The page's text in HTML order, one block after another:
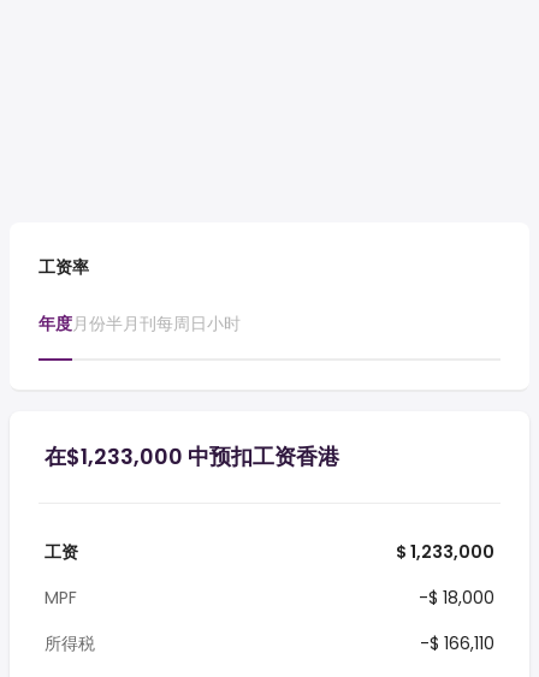
工资率
年度月份半月刊每周日小时
在$1,233,000 中预扣工资香港
工资
$ 1,233,000
MPF
-$ 18,000
所得税
-$ 166,110